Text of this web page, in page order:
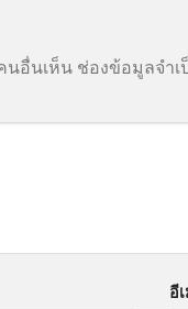
นอื่นเห็น ช่องข้อมูลจำ
อี